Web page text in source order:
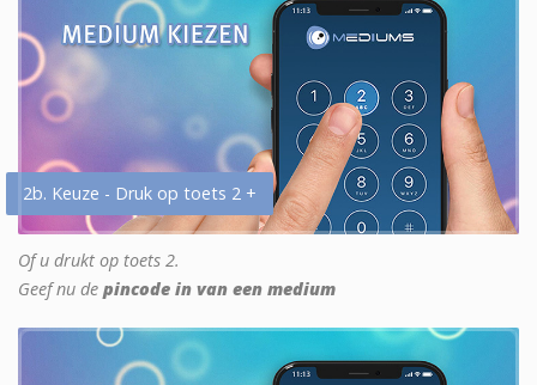
2b. Keuze - Druk op toets 2 +
Of u drukt op toets 2.
Geef nu de pincode in van een medium